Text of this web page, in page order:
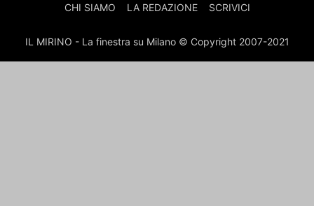
CHI SIAMO LA REDAZIONE SCRIVICI
IL MIRINO - La finestra su Milano © Copyright 2007-2021